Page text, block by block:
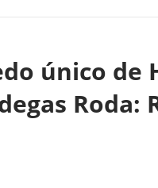
único de
Roda: